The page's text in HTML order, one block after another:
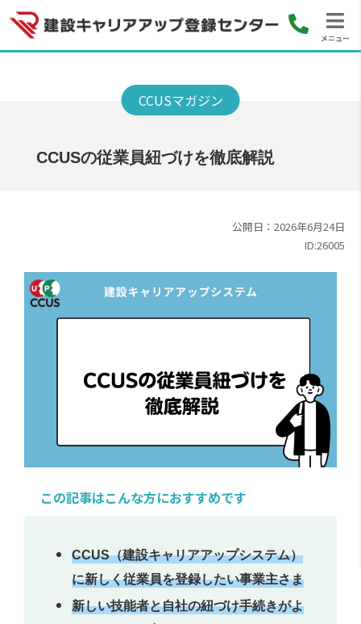
メニュー
CCUSの従業員紐づけを徹底解説
公開日：2026年6月24日
ID:26005
この記事はこんな方におすすめです
CCUS（建設キャリアアップシステム）
に新しく従業員を登録したい事業主さま
新しい技能者と自社の紐づけ手続きがよ